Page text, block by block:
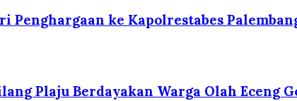
Penghargaan ke Kapolrestabes
Plaju Berdayakan Warga Olah Eceng